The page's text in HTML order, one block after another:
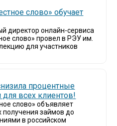
слово» обучает
директор онлайн-сервиса
слово» провел в РЭУ им.
для участников
процентные
всех клиентов!
слово» объявляет
получения займов до
в российском